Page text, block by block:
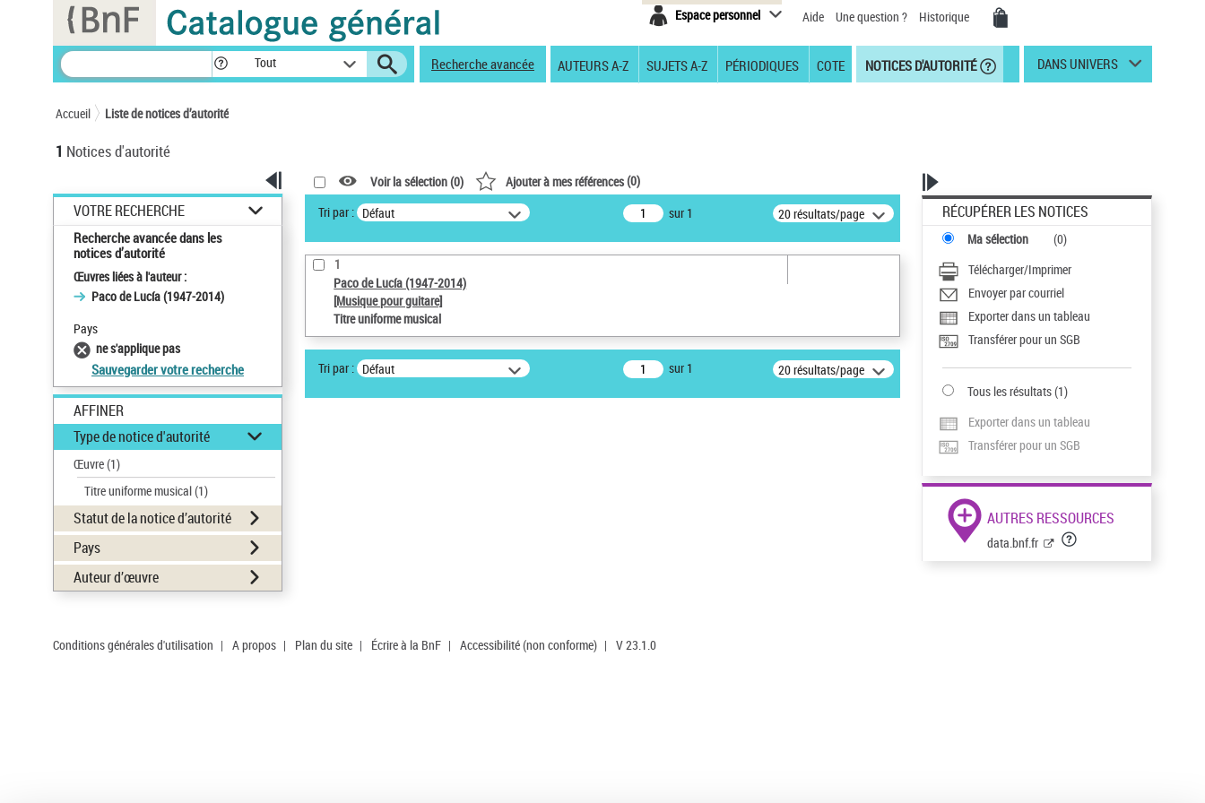
Espace personnel Aide Une question ? Historique
Tout Recherche avancée AUTEURS A-Z SUJETS A-Z PÉRIODIQUES COTE NOTICES D'AUTORITÉ DANS UNIVERS
Accueil Liste de notices d’autorité
1 Notices d'autorité
VOTRE RECHERCHE
Recherche avancée dans les
notices d’autorité
Œuvres liées à l'auteur :
Paco de Lucía (1947-2014)
Pays
ne s'applique pas
Sauvegarder votre recherche
AFFINER
Type de notice d'autorité
Œuvre(1)
Titre uniforme musical(1)
Statut de la notice d’autorité
Pays
Auteur d’œuvre
Voir la sélection (0) Ajouter à mes références(0)
Tri par : Défaut sur 1 20 résultats/page
1
Paco de Lucía (1947-2014)
[Musique pour guitare]
Titre uniforme musical
Tri par : Défaut sur 1 20 résultats/page
RÉCUPÉRER LES NOTICES
Ma sélection (0)
Télécharger/Imprimer
Envoyer par courriel
Exporter dans un tableau
Transférer pour un SGB
Tous les résultats(1)
Exporter dans un tableau
Transférer pour un SGB
AUTRES RESSOURCES
data.bnf.fr
Conditions générales d'utilisation | A propos | Plan du site | Écrire à la BnF | Accessibilité (non conforme) | V 23.1.0
Panneau de gestion des cookies